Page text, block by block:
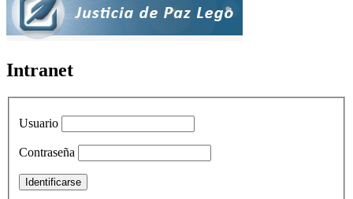
Intranet
Usuario
Contraseña